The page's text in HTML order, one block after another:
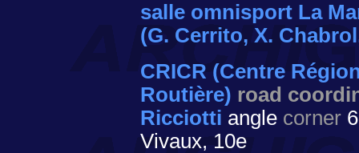
salle omnisport La
(G. Cerrito, X.
CRICR (Centre
Routière) road
Ricciotti angle corner
Vivaux, 10e